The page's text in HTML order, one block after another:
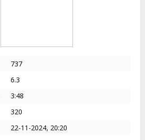
737
6.3
3:48
320
22-11-2024, 20:20